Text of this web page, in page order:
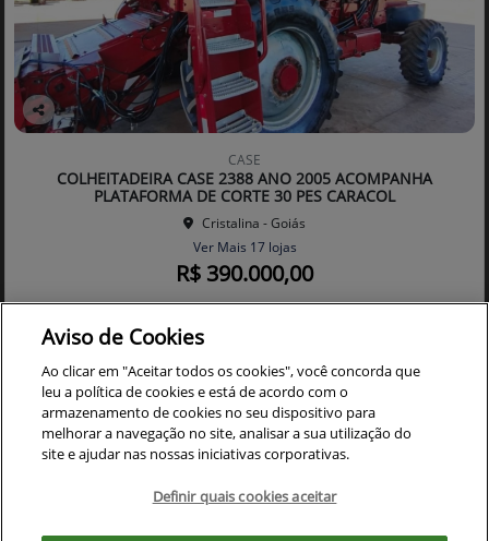
Co
CASE
COLHEITADEIRA CASE 2388 ANO 2005 ACOMPANHA
PLATAFORMA DE CORTE 30 PES CARACOL
Cristalina - Goiás
Ver Mais 17 lojas
R$ 390.000,00
0 km
Mais informações
Aviso de Cookies
Ao clicar em "Aceitar todos os cookies", você concorda que
leu a política de cookies e está de acordo com o
armazenamento de cookies no seu dispositivo para
melhorar a navegação no site, analisar a sua utilização do
site e ajudar nas nossas iniciativas corporativas.
Definir quais cookies aceitar